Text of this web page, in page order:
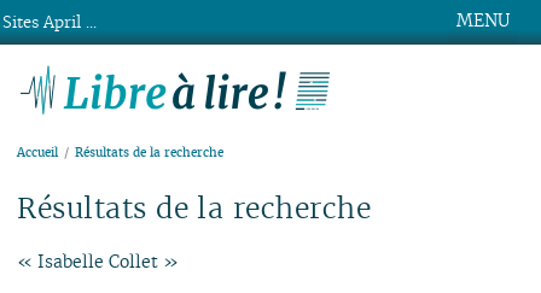
MENU
Accueil Résultats de la recherche
Résultats de la recherche
« Isabelle Collet »
Sites April ...